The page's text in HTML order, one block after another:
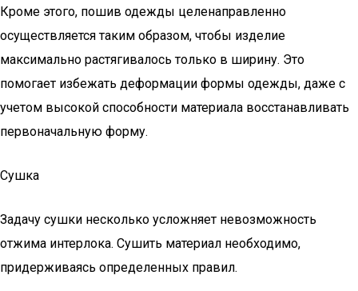
Кроме этого, пошив одежды целенаправленно
осуществляется таким образом, чтобы изделие
максимально растягивалось только в ширину. Это
помогает избежать деформации формы одежды, даже с
учетом высокой способности материала восстанавливать
первоначальную форму.
Сушка
Задачу сушки несколько усложняет невозможность
отжима интерлока. Сушить материал необходимо,
придерживаясь определенных правил.